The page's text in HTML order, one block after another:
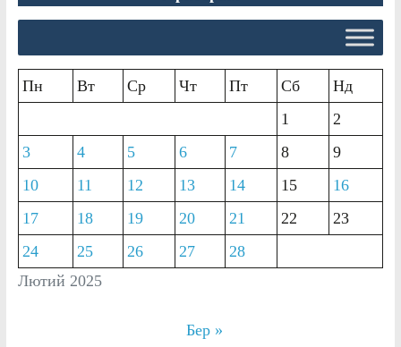
Лютий 2025
Пн Вт Ср Чт Пт Сб
Нд
1
2
3
4 5 6 7 8
9
10
11 12 13 14 15
16
17
18 19 20 21 22
23
24
25 26 27 28
Бер »